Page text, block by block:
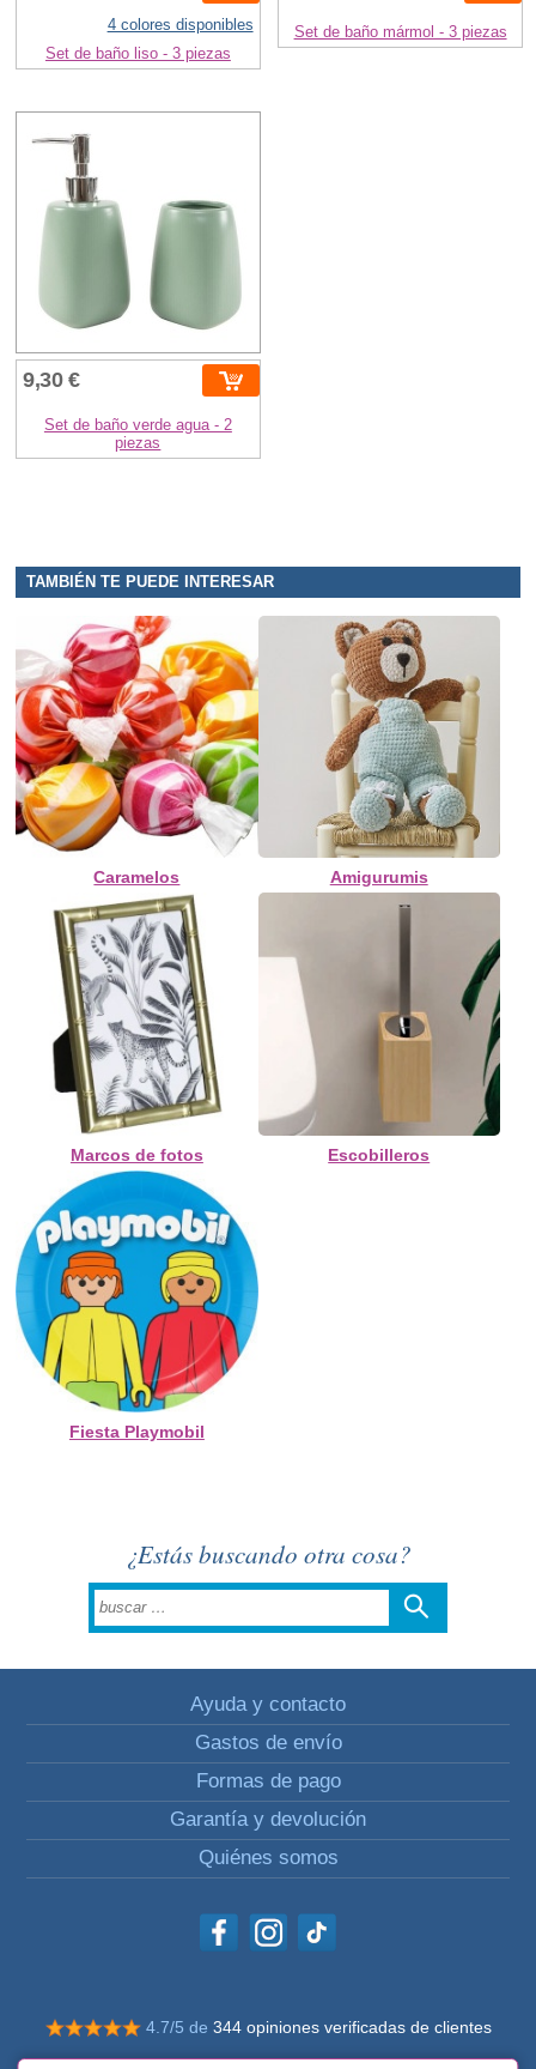
4 colores disponibles
Set de baño liso - 3 piezas
Set de baño mármol - 3 piezas
9,30 €
Set de baño verde agua - 2
piezas
TAMBIÉN TE PUEDE INTERESAR
Caramelos Amigurumis
Marcos de fotos Escobilleros
Fiesta Playmobil
¿Estás buscando otra cosa?
Ayuda y contacto
Gastos de envío
Formas de pago
Garantía y devolución
Quiénes somos
4.7/5 de 344 opiniones verificadas de clientes